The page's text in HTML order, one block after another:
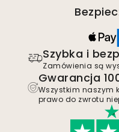
Szybka i
Zamówienia są
Gwarancja
Wszystkim naszym
prawo do zwrotu